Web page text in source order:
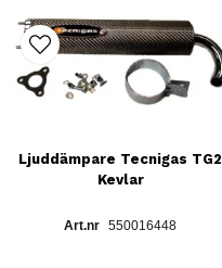
Ljuddämpare Tecnigas TG2
Kevlar
550016448